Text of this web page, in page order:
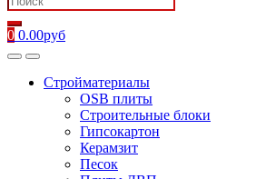
0 0.00руб
Стройматериалы
OSB плиты
Строительные блоки
Гипсокартон
Керамзит
Песок